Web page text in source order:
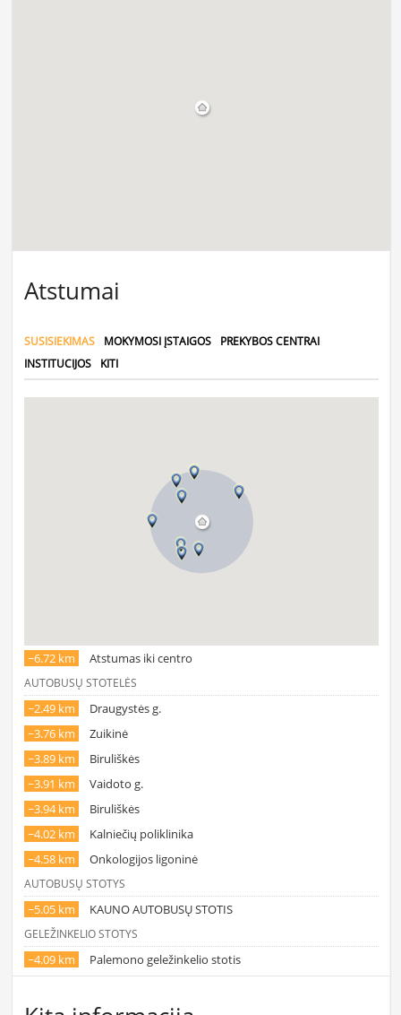
Atstumai
SUSISIEKIMAS MOKYMOSI ĮSTAIGOS
PREKYBOS CENTRAI
INSTITUCIJOS
KITI
~6.72 km Atstumas iki centro
AUTOBUSŲ STOTELĖS
~2.49 km
Draugystės g.
~3.76 km
Zuikinė
~3.89 km
Biruliškės
~3.91 km
Vaidoto g.
~3.94 km
Biruliškės
~4.02 km
Kalniečių poliklinika
~4.58 km
Onkologijos ligoninė
AUTOBUSŲ STOTYS
~5.05 km KAUNO AUTOBUSŲ STOTIS
GELEŽINKELIO STOTYS
~4.09 km Palemono geležinkelio stotis